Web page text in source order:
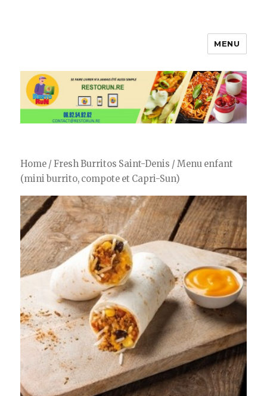
Restorun 4.0, votre plateforme
de livraison de courses et repas !
😋
MENU
Home / Fresh Burritos Saint-Denis / Menu enfant
(mini burrito, compote et Capri-Sun)